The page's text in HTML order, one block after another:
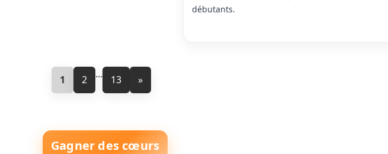
débutants.
1 2 ... 13 »
Gagner des cœurs